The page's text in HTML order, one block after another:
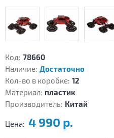
Код: 78660
Наличие: Достаточно
Кол-во в коробке: 12
Материал: пластик
Производитель: Китай
Цена: 4 990 р.